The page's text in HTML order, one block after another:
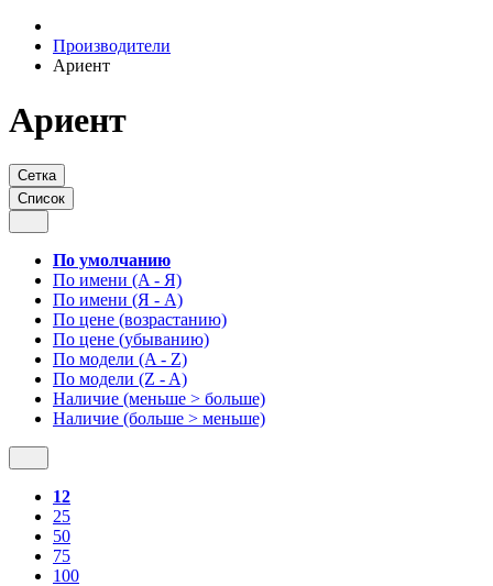
Производители
Ариент
Ариент
Сетка
Список
По умолчанию
По имени (A - Я)
По имени (Я - A)
По цене (возрастанию)
По цене (убыванию)
По модели (A - Z)
По модели (Z - A)
Наличие (меньше > больше)
Наличие (больше > меньше)
12
25
50
75
100